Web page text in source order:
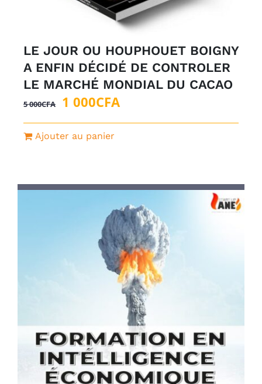
LE JOUR OU HOUPHOUET BOIGNY
A ENFIN DÉCIDÉ DE CONTROLER
LE MARCHÉ MONDIAL DU CACAO
5 000CFA
Le
prix
initial
000CFA.
1 000CFALe
prix
000CFA.
Ajouter au panier